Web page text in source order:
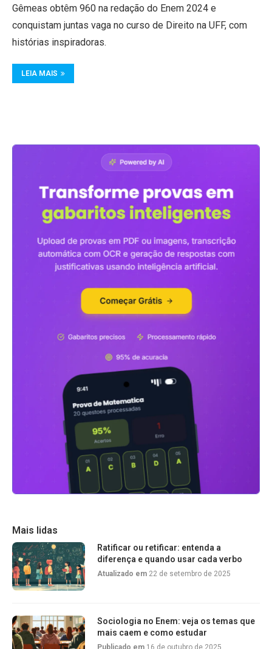
Gêmeas obtêm 960 na redação do Enem 2024 e
conquistam juntas vaga no curso de Direito na UFF, com
histórias inspiradoras.
LEIA MAIS
Mais lidas
Ratificar ou retificar: entenda a
diferença e quando usar cada verbo
Atualizado em 22 de setembro de 2025
Sociologia no Enem: veja os temas que
mais caem e como estudar